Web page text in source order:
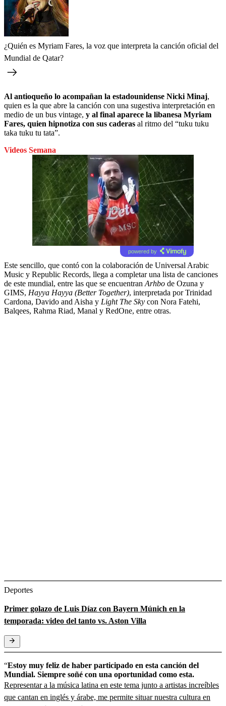
¿Quién es Myriam Fares, la voz que interpreta la canción oficial del
Mundial de Qatar?
Al antioqueño lo acompañan la estadounidense Nicki Minaj,
quien es la que abre la canción con una sugestiva interpretación en
medio de un bus vintage, y al final aparece la libanesa Myriam
Fares, quien hipnotiza con sus caderas al ritmo del “tuku tuku
taka tuku tu tata”.
Videos Semana
powered by
Este sencillo, que contó con la colaboración de Universal Arabic
Music y Republic Records, llega a completar una lista de canciones
de este mundial, entre las que se encuentran Arhbo de Ozuna y
GIMS, Hayya Hayya (Better Together), interpretada por Trinidad
Cardona, Davido and Aisha y Light The Sky con Nora Fatehi,
Balqees, Rahma Riad, Manal y RedOne, entre otras.
Deportes
Primer golazo de Luis Díaz con Bayern Múnich en la
temporada: video del tanto vs. Aston Villa
“Estoy muy feliz de haber participado en esta canción del
Mundial. Siempre soñé con una oportunidad como esta.
Representar a la música latina en este tema junto a artistas increíbles
que cantan en inglés y árabe, me permite situar nuestra cultura en